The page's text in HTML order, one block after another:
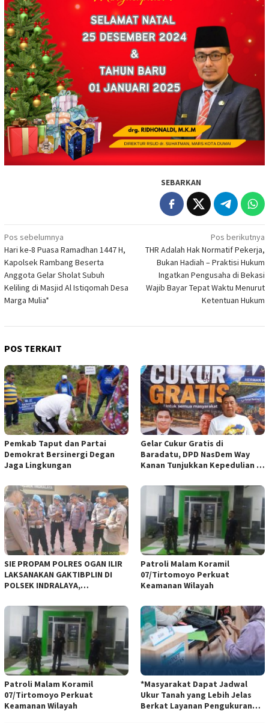
SEBARKAN
Navigasi
pos
Pos sebelumnya
Hari ke-8 Puasa Ramadhan 1447 H,
Kapolsek Rambang Beserta
Anggota Gelar Sholat Subuh
Keliling di Masjid Al Istiqomah Desa
Marga Mulia*
Pos berikutnya
THR Adalah Hak Normatif Pekerja,
Bukan Hadiah – Praktisi Hukum
Ingatkan Pengusaha di Bekasi
Wajib Bayar Tepat Waktu Menurut
Ketentuan Hukum
POS TERKAIT
Pemkab Taput dan Partai
Demokrat Bersinergi Degan
Jaga Lingkungan
Gelar Cukur Gratis di
Baradatu, DPD NasDem Way
Kanan Tunjukkan Kepedulian di
SIE PROPAM POLRES OGAN ILIR
LAKSANAKAN GAKTIBPLIN DI
POLSEK INDRALAYA,
PERSONEL POLRI*
Patroli Malam Koramil
07/Tirtomoyo Perkuat
Keamanan Wilayah
Patroli Malam Koramil
07/Tirtomoyo Perkuat
Keamanan Wilayah
*Masyarakat Dapat Jadwal
Ukur Tanah yang Lebih Jelas
Berkat Layanan Pengukuran